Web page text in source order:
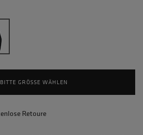
BITTE GRÖSSE WÄHLEN
Retoure